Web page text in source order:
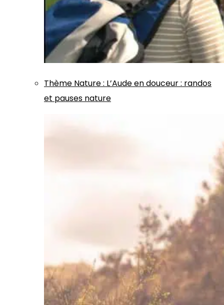
Thème Nature: L’Aude en douceur : randos
et pauses nature